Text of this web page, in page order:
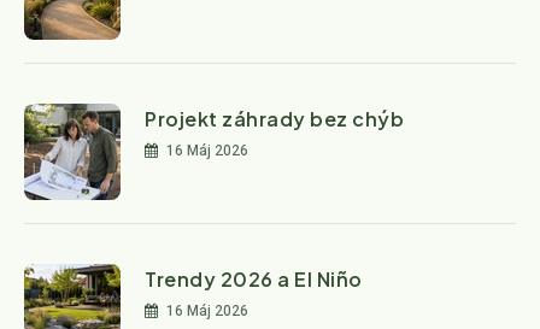
Projekt záhrady bez chýb
16 Máj 2026
Trendy 2026 a El Niño
16 Máj 2026